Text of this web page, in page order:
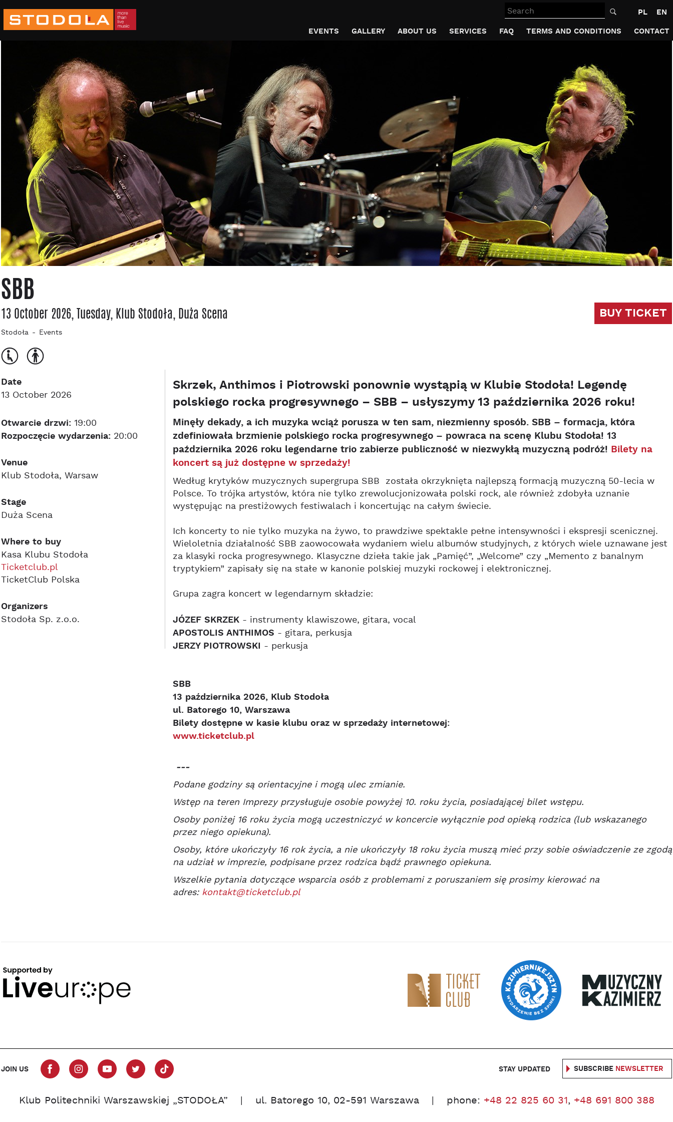
Search PL
EN
EVENTS
GALLERY ABOUT US SERVICES FAQ TERMS AND CONDITIONS CONTACT
SBB
13 October 2026, Tuesday, Klub Stodoła, Duża Scena BUY TICKET
Stodoła Events
Date
13 October 2026
Otwarcie drzwi: 19:00
Rozpoczęcie wydarzenia: 20:00
Venue
Klub Stodoła, Warsaw
Stage
Duża Scena
Where to buy
Kasa Klubu Stodoła
Ticketclub.pl
TicketClub Polska
Organizers
Stodoła Sp. z.o.o.
Skrzek, Anthimos i Piotrowski ponownie wystąpią w Klubie Stodoła! Legendę
polskiego rocka progresywnego – SBB – usłyszymy 13 października 2026 roku!
Minęły dekady, a ich muzyka wciąż porusza w ten sam, niezmienny sposób. SBB – formacja, która
zdefiniowała brzmienie polskiego rocka progresywnego – powraca na scenę Klubu Stodoła! 13
października 2026 roku legendarne trio zabierze publiczność w niezwykłą muzyczną podróż! Bilety na
koncert są już dostępne w sprzedaży!
Według krytyków muzycznych supergrupa SBB została okrzyknięta najlepszą formacją muzyczną 50-lecia w
Polsce. To trójka artystów, która nie tylko zrewolucjonizowała polski rock, ale również zdobyła uznanie
występując na prestiżowych festiwalach i koncertując na całym świecie.
Ich koncerty to nie tylko muzyka na żywo, to prawdziwe spektakle pełne intensywności i ekspresji scenicznej.
Wieloletnia działalność SBB zaowocowała wydaniem wielu albumów studyjnych, z których wiele uznawane jest
za klasyki rocka progresywnego. Klasyczne dzieła takie jak „Pamięć”, „Welcome” czy „Memento z banalnym
tryptykiem” zapisały się na stałe w kanonie polskiej muzyki rockowej i elektronicznej.
Grupa zagra koncert w legendarnym składzie:
JÓZEF SKRZEK - instrumenty klawiszowe, gitara, vocal
APOSTOLIS ANTHIMOS - gitara, perkusja
JERZY PIOTROWSKI - perkusja
SBB
13 października 2026, Klub Stodoła
ul. Batorego 10, Warszawa
Bilety dostępne w kasie klubu oraz w sprzedaży internetowej:
www.ticketclub.pl
---
Podane godziny są orientacyjne i mogą ulec zmianie.
Wstęp na teren Imprezy przysługuje osobie powyżej 10. roku życia, posiadającej bilet wstępu.
Osoby poniżej 16 roku życia mogą uczestniczyć w koncercie wyłącznie pod opieką rodzica (lub wskazanego
przez niego opiekuna).
Osoby, które ukończyły 16 rok życia, a nie ukończyły 18 roku życia muszą mieć przy sobie oświadczenie ze zgodą
na udział w imprezie, podpisane przez rodzica bądź prawnego opiekuna.
Wszelkie pytania dotyczące wsparcia osób z problemami z poruszaniem się prosimy kierować na
adres: kontakt@ticketclub.pl
JOIN US STAY UPDATED SUBSCRIBE NEWSLETTER
Klub Politechniki Warszawskiej „STODOŁA” ul. Batorego 10, 02-591 Warszawa phone: +48 22 825 60 31, +48 691 800 388